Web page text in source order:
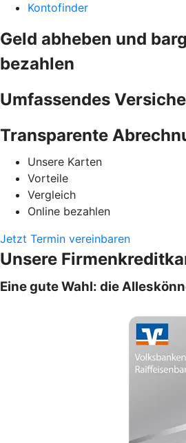
Kontofinder
Geld abheben und
bezahlen
Umfassendes
Transparente
Unsere Karten
Vorteile
Vergleich
Online bezahlen
Jetzt Termin vereinbaren
Unsere
Eine gute Wahl: die